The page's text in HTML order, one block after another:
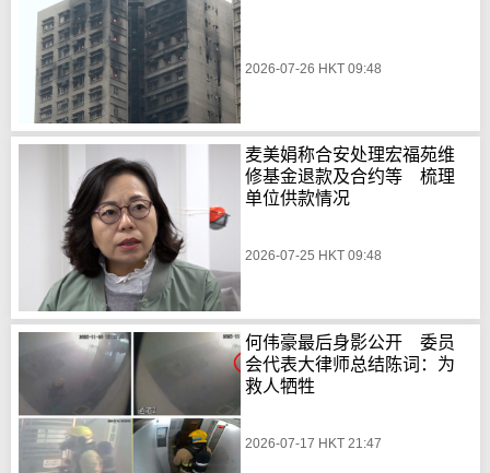
2026-07-26 HKT 09:48
麦美娟称合安处理宏福苑维
修基金退款及合约等 梳理
单位供款情况
2026-07-25 HKT 09:48
何伟豪最后身影公开 委员
会代表大律师总结陈词：为
救人牺牲
2026-07-17 HKT 21:47